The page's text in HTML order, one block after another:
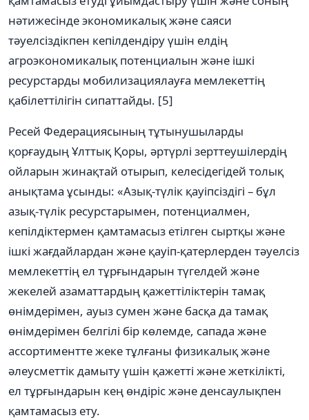
нәтижесінде экономикалық және саяси
тәуелсіздікпен кепілдендіру үшін елдің
агроэкономикалық потенциалын және ішкі
ресурстарды мобилизациялауға мемлекеттің
қабілеттілігін сипаттайды. [5]
Ресей Федерациясының тұтынушыларды
қорғаудың Ұлттық Қоры, әртүрлі зерттеушілердің
ойларын жинақтай отырып, келесідегідей толық
анықтама ұсынды: «Азық-түлік қауіпсіздігі – бұл
азық-түлік ресурстарымен, потенциалмен,
кепілдіктермен қамтамасыз етілген сыртқы және
ішкі жағдайлардан және қауіп-қатерлерден тәуелсіз
мемлекеттің ел тұрғындарын түгелдей және
жекелей азаматтардың қажеттіліктерін тамақ
өнімдерімен, ауыз сумен және басқа да тамақ
өнімдерімен белгілі бір көлемде, сапада және
ассортиментте жеке тұлғаны физикалық және
әлеусметтік дамыту үшін қажетті және жеткілікті,
ел тұрғындарын кең өндіріс және денсаулықпен
қамтамасыз ету.